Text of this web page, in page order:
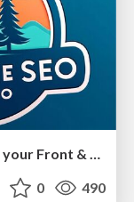
How to audit for AI Accessibility on your Front & Back End
0 490